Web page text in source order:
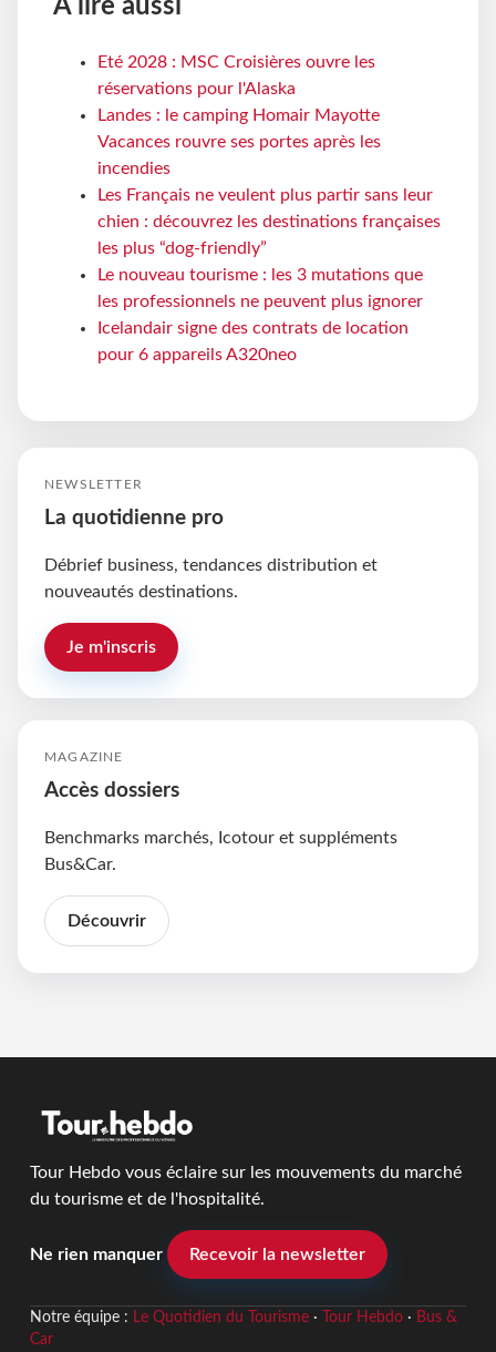
À lire aussi
Eté 2028 : MSC Croisières ouvre les
réservations pour l'Alaska
Landes : le camping Homair Mayotte
Vacances rouvre ses portes après les
incendies
Les Français ne veulent plus partir sans leur
chien : découvrez les destinations françaises
les plus “dog-friendly”
Le nouveau tourisme : les 3 mutations que
les professionnels ne peuvent plus ignorer
Icelandair signe des contrats de location
pour 6 appareils A320neo
NEWSLETTER
La quotidienne pro
Débrief business, tendances distribution et
nouveautés destinations.
Je m'inscris
MAGAZINE
Accès dossiers
Benchmarks marchés, Icotour et suppléments
Bus&Car.
Découvrir
Tour Hebdo vous éclaire sur les mouvements du marché
du tourisme et de l'hospitalité.
Ne rien manquer Recevoir la newsletter
Notre équipe : Le Quotidien du Tourisme· Tour Hebdo· Bus &
Car